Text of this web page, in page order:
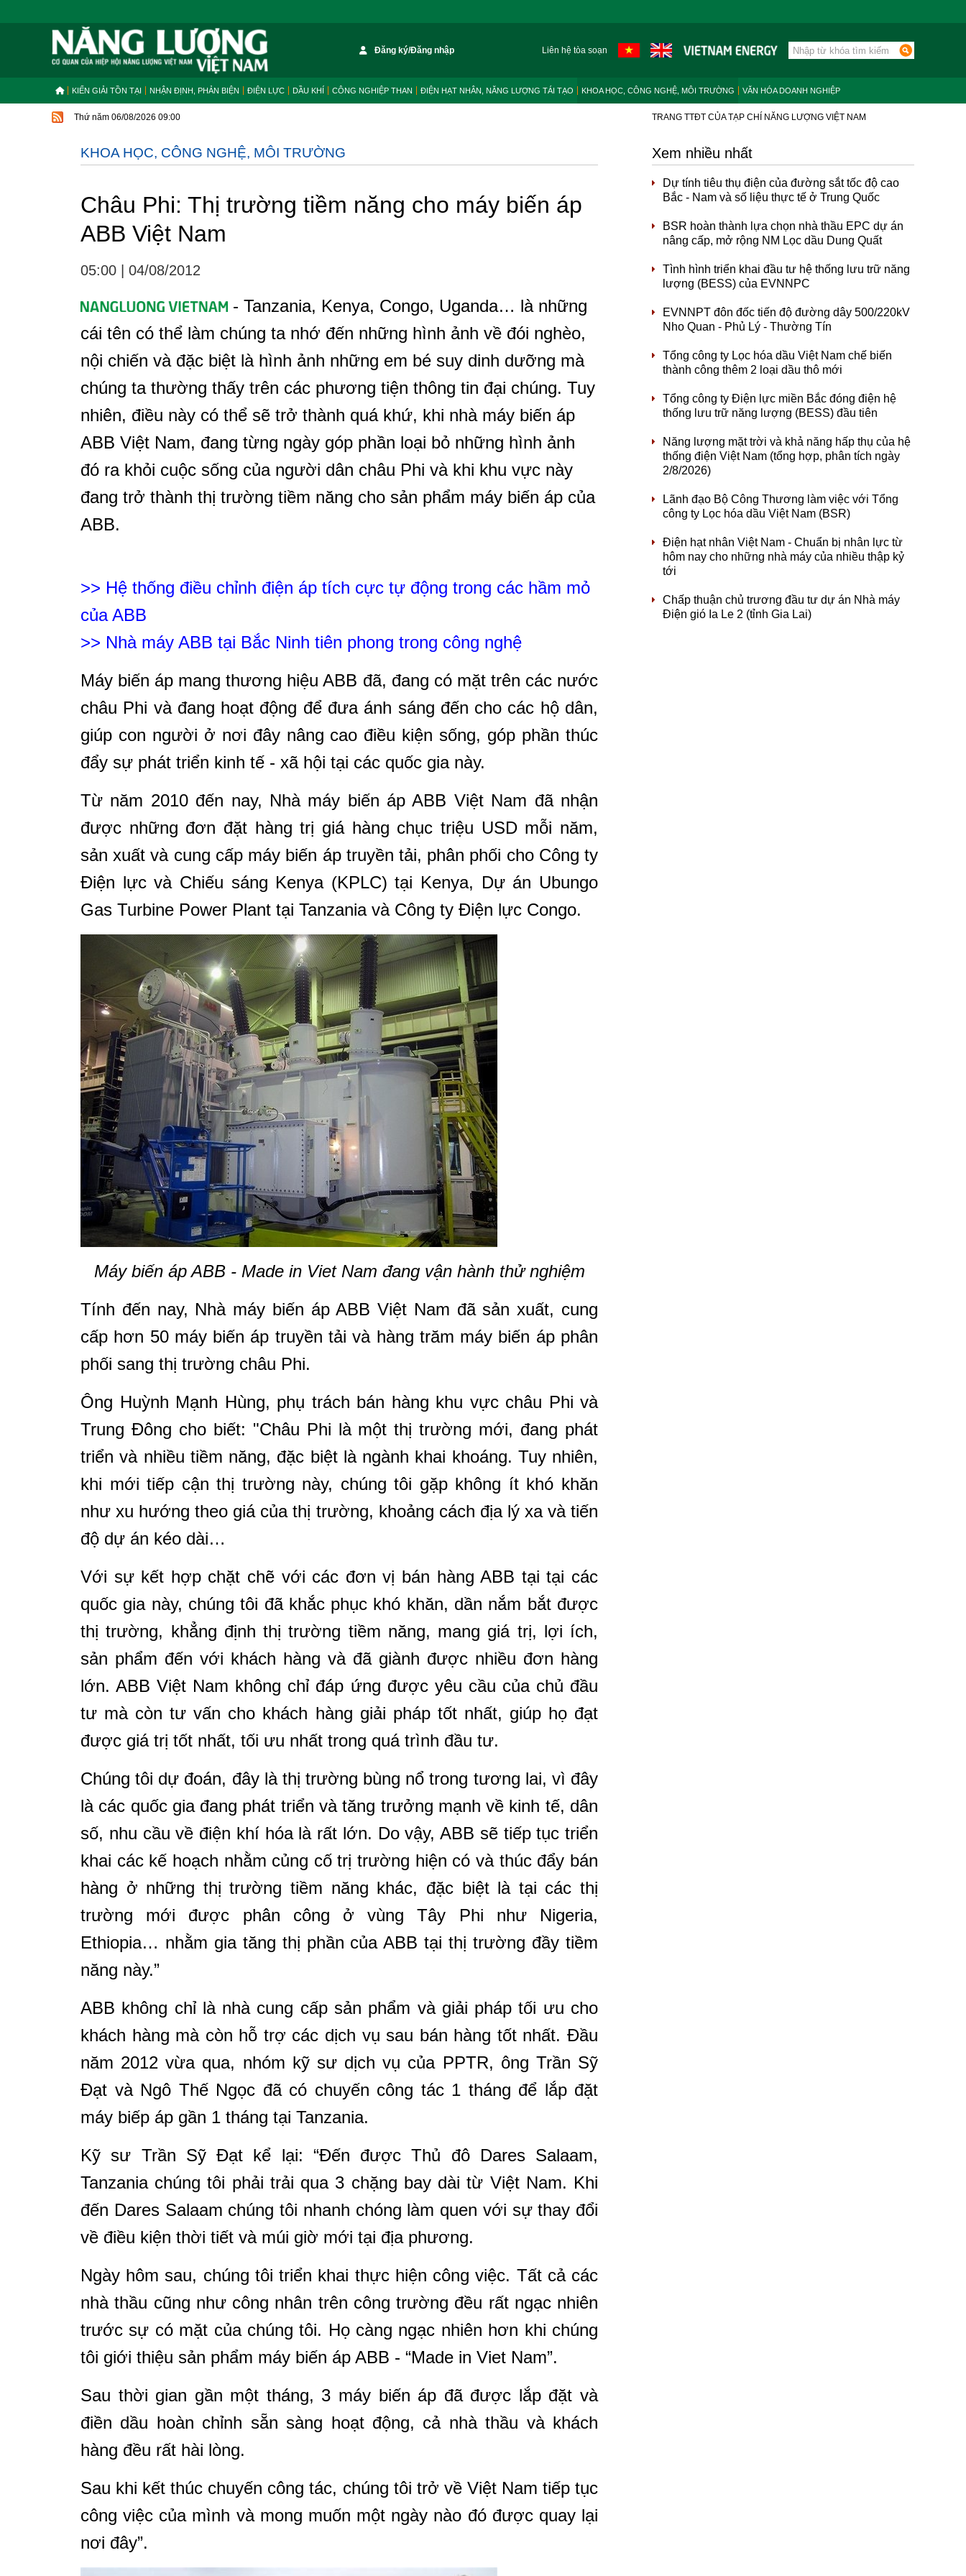
Đăng ký/Đăng nhập Liên hệ tòa soạn
KIẾN GIẢI TỒN TẠI NHẬN ĐỊNH, PHẢN BIỆN ĐIỆN LỰC DẦU KHÍ CÔNG NGHIỆP THAN ĐIỆN HẠT NHÂN, NĂNG LƯỢNG TÁI TẠO KHOA HỌC, CÔNG NGHỆ, MÔI TRƯỜNG VĂN HÓA DOANH NGHIỆP
Thứ năm 06/08/2026 09:00 TRANG TTĐT CỦA TẠP CHÍ NĂNG LƯỢNG VIỆT NAM
KHOA HỌC, CÔNG NGHỆ, MÔI TRƯỜNG
Châu Phi: Thị trường tiềm năng cho máy biến áp
ABB Việt Nam
05:00 04/08/2012
- Tanzania, Kenya, Congo, Uganda… là những
cái tên có thể làm chúng ta nhớ đến những hình ảnh về đói nghèo,
nội chiến và đặc biệt là hình ảnh những em bé suy dinh dưỡng mà
chúng ta thường thấy trên các phương tiện thông tin đại chúng. Tuy
nhiên, điều này có thể sẽ trở thành quá khứ, khi nhà máy biến áp
ABB Việt Nam, đang từng ngày góp phần loại bỏ những hình ảnh
đó ra khỏi cuộc sống của người dân châu Phi và khi khu vực này
đang trở thành thị trường tiềm năng cho sản phẩm máy biến áp của
ABB.
>> Hệ thống điều chỉnh điện áp tích cực tự động trong các hầm mỏ
của ABB
>> Nhà máy ABB tại Bắc Ninh tiên phong trong công nghệ
Máy biến áp mang thương hiệu ABB đã, đang có mặt trên các nước
châu Phi và đang hoạt động để đưa ánh sáng đến cho các hộ dân,
giúp con người ở nơi đây nâng cao điều kiện sống, góp phần thúc
đẩy sự phát triển kinh tế - xã hội tại các quốc gia này.
Từ năm 2010 đến nay, Nhà máy biến áp ABB Việt Nam đã nhận
được những đơn đặt hàng trị giá hàng chục triệu USD mỗi năm,
sản xuất và cung cấp máy biến áp truyền tải, phân phối cho Công ty
Điện lực và Chiếu sáng Kenya (KPLC) tại Kenya, Dự án Ubungo
Gas Turbine Power Plant tại Tanzania và Công ty Điện lực Congo.
Máy biến áp ABB - Made in Viet Nam đang vận hành thử nghiệm
Tính đến nay, Nhà máy biến áp ABB Việt Nam đã sản xuất, cung
cấp hơn 50 máy biến áp truyền tải và hàng trăm máy biến áp phân
phối sang thị trường châu Phi.
Ông Huỳnh Mạnh Hùng, phụ trách bán hàng khu vực châu Phi và
Trung Đông cho biết: "Châu Phi là một thị trường mới, đang phát
triển và nhiều tiềm năng, đặc biệt là ngành khai khoáng. Tuy nhiên,
khi mới tiếp cận thị trường này, chúng tôi gặp không ít khó khăn
như xu hướng theo giá của thị trường, khoảng cách địa lý xa và tiến
độ dự án kéo dài…
Với sự kết hợp chặt chẽ với các đơn vị bán hàng ABB tại tại các
quốc gia này, chúng tôi đã khắc phục khó khăn, dần nắm bắt được
thị trường, khẳng định thị trường tiềm năng, mang giá trị, lợi ích,
sản phẩm đến với khách hàng và đã giành được nhiều đơn hàng
lớn. ABB Việt Nam không chỉ đáp ứng được yêu cầu của chủ đầu
tư mà còn tư vấn cho khách hàng giải pháp tốt nhất, giúp họ đạt
được giá trị tốt nhất, tối ưu nhất trong quá trình đầu tư.
Chúng tôi dự đoán, đây là thị trường bùng nổ trong tương lai, vì đây
là các quốc gia đang phát triển và tăng trưởng mạnh về kinh tế, dân
số, nhu cầu về điện khí hóa là rất lớn. Do vậy, ABB sẽ tiếp tục triển
khai các kế hoạch nhằm củng cố trị trường hiện có và thúc đẩy bán
hàng ở những thị trường tiềm năng khác, đặc biệt là tại các thị
trường mới được phân công ở vùng Tây Phi như Nigeria,
Ethiopia… nhằm gia tăng thị phần của ABB tại thị trường đầy tiềm
năng này.”
ABB không chỉ là nhà cung cấp sản phẩm và giải pháp tối ưu cho
khách hàng mà còn hỗ trợ các dịch vụ sau bán hàng tốt nhất. Đầu
năm 2012 vừa qua, nhóm kỹ sư dịch vụ của PPTR, ông Trần Sỹ
Đạt và Ngô Thế Ngọc đã có chuyến công tác 1 tháng để lắp đặt
máy biếp áp gần 1 tháng tại Tanzania.
Kỹ sư Trần Sỹ Đạt kể lại: “Đến được Thủ đô Dares Salaam,
Tanzania chúng tôi phải trải qua 3 chặng bay dài từ Việt Nam. Khi
đến Dares Salaam chúng tôi nhanh chóng làm quen với sự thay đổi
về điều kiện thời tiết và múi giờ mới tại địa phương.
Ngày hôm sau, chúng tôi triển khai thực hiện công việc. Tất cả các
nhà thầu cũng như công nhân trên công trường đều rất ngạc nhiên
trước sự có mặt của chúng tôi. Họ càng ngạc nhiên hơn khi chúng
tôi giới thiệu sản phẩm máy biến áp ABB - “Made in Viet Nam”.
Sau thời gian gần một tháng, 3 máy biến áp đã được lắp đặt và
điền dầu hoàn chỉnh sẵn sàng hoạt động, cả nhà thầu và khách
hàng đều rất hài lòng.
Sau khi kết thúc chuyến công tác, chúng tôi trở về Việt Nam tiếp tục
công việc của mình và mong muốn một ngày nào đó được quay lại
nơi đây”.
Xem nhiều nhất
Dự tính tiêu thụ điện của đường sắt tốc độ cao
Bắc - Nam và số liệu thực tế ở Trung Quốc
BSR hoàn thành lựa chọn nhà thầu EPC dự án
nâng cấp, mở rộng NM Lọc dầu Dung Quất
Tình hình triển khai đầu tư hệ thống lưu trữ năng
lượng (BESS) của EVNNPC
EVNNPT đôn đốc tiến độ đường dây 500/220kV
Nho Quan - Phủ Lý - Thường Tín
Tổng công ty Lọc hóa dầu Việt Nam chế biến
thành công thêm 2 loại dầu thô mới
Tổng công ty Điện lực miền Bắc đóng điện hệ
thống lưu trữ năng lượng (BESS) đầu tiên
Năng lượng mặt trời và khả năng hấp thụ của hệ
thống điện Việt Nam (tổng hợp, phân tích ngày
2/8/2026)
Lãnh đạo Bộ Công Thương làm việc với Tổng
công ty Lọc hóa dầu Việt Nam (BSR)
Điện hạt nhân Việt Nam - Chuẩn bị nhân lực từ
hôm nay cho những nhà máy của nhiều thập kỷ
tới
Chấp thuận chủ trương đầu tư dự án Nhà máy
Điện gió Ia Le 2 (tỉnh Gia Lai)